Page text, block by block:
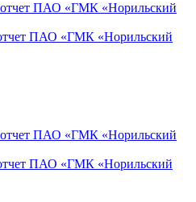
отчет ПАО «ГМК «Норильский
ПАО «ГМК «Норильский
отчет ПАО «ГМК «Норильский
ПАО «ГМК «Норильский